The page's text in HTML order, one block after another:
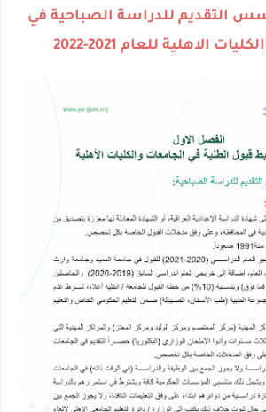
التقديم للدراسة الصباحية في
الاهلية للعام 2021-2022